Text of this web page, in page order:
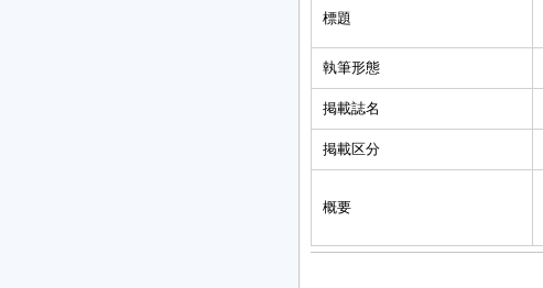
標題
執筆形態
掲載誌名
掲載区分
概要